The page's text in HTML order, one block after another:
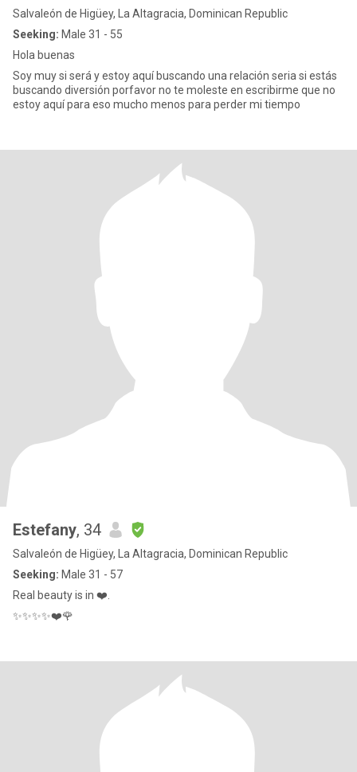
Salvaleón de Higüey, La Altagracia, Dominican Republic
Seeking: Male 31 - 55
Hola buenas
Soy muy si será y estoy aquí buscando una relación seria si estás
buscando diversión porfavor no te moleste en escribirme que no
estoy aquí para eso mucho menos para perder mi tiempo
Estefany, 34
Salvaleón de Higüey, La Altagracia, Dominican Republic
Seeking: Male 31 - 57
Real beauty is in ❤️.
✨✨✨✨❤️🌹